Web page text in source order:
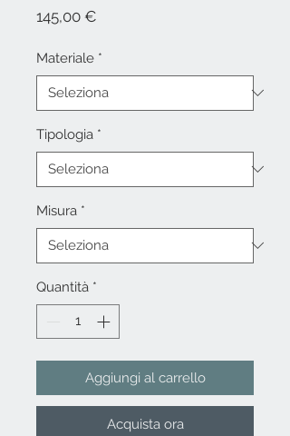
145,00 €
Materiale *
Tipologia *
Misura *
Quantità *
Aggiungi al carrello
Acquista ora